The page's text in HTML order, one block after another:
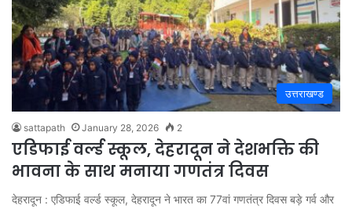
उत्तराखण्ड
sattapath January 28, 2026 2
एडिफाई वर्ल्ड स्कूल, देहरादून ने देशभक्ति की
भावना के साथ मनाया गणतंत्र दिवस
देहरादून : एडिफाई वर्ल्ड स्कूल, देहरादून ने भारत का 77वां गणतंत्र दिवस बड़े गर्व और